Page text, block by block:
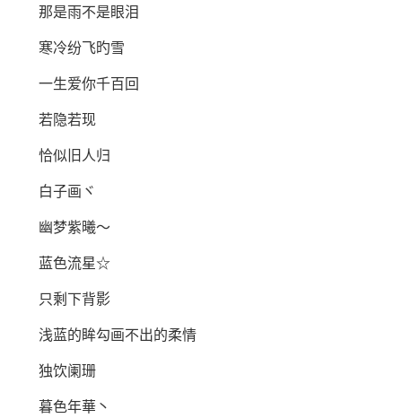
那是雨不是眼泪
寒冷纷飞旳雪
一生爱你千百回
若隐若现
恰似旧人归
白子画ヾ
幽梦紫曦～
蓝色流星☆
只剩下背影
浅蓝的眸勾画不出的柔情
独饮阑珊
暮色年華丶